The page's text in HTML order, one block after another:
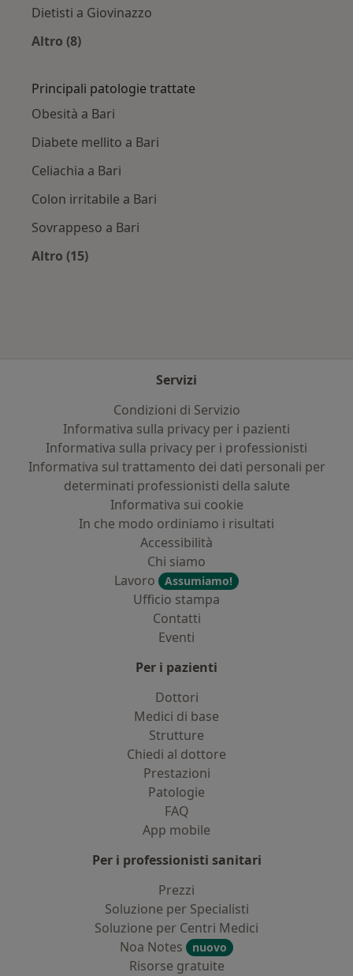
Dietisti a Giovinazzo
Altro (8)
Principali patologie trattate
Obesità a Bari
Diabete mellito a Bari
Celiachia a Bari
Colon irritabile a Bari
Sovrappeso a Bari
Altro (15)
Servizi
Condizioni di Servizio
Informativa sulla privacy per i pazienti
Informativa sulla privacy per i professionisti
Informativa sul trattamento dei dati personali per
determinati professionisti della salute
Informativa sui cookie
In che modo ordiniamo i risultati
Accessibilità
Chi siamo
Lavoro
Assumiamo!
Ufficio stampa
Contatti
Eventi
Per i pazienti
Dottori
Medici di base
Strutture
Chiedi al dottore
Prestazioni
Patologie
FAQ
App mobile
Per i professionisti sanitari
Prezzi
Soluzione per Specialisti
Soluzione per Centri Medici
Noa Notes
nuovo
Risorse gratuite